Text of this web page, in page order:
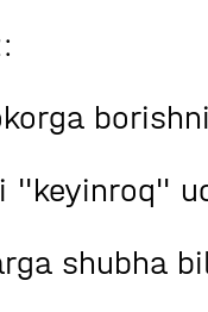
"keyinroq"
shubha